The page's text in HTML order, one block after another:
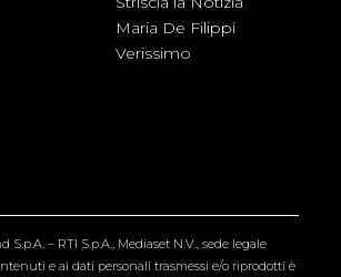
Maria De Filippi
Verissimo
– RTI S.p.A., Mediaset N.V., sede legale
e ai dati personali trasmessi e/o riprodotti è